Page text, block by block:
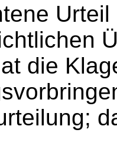
die